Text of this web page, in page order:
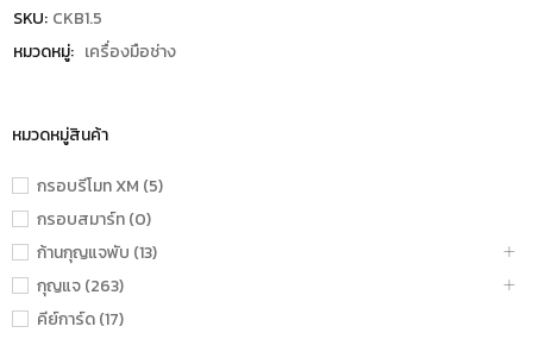
หมวดหมู่สินค้า
กรอบรีโมท XM (5)
กรอบสมาร์ท (0)
ก้านกุญแจพับ (13)
กุญแจ (263)
คีย์การ์ด (17)
SKU: CKB1.5
หมวดหมู่: เครื่องมือช่าง